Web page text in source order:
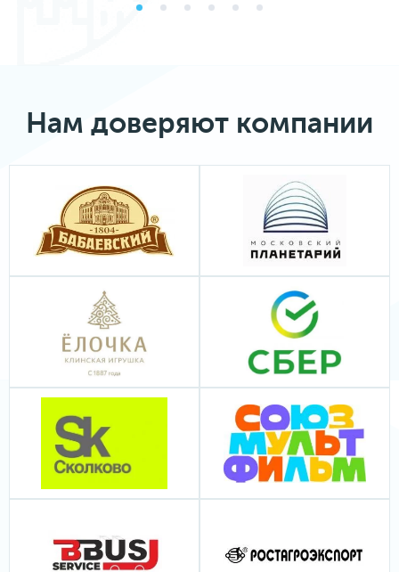
Нам доверяют компании